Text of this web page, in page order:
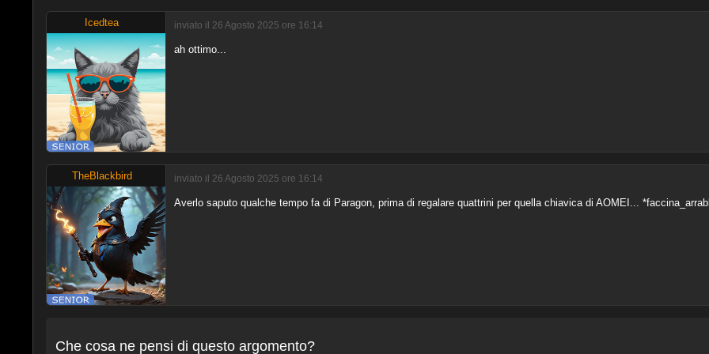
Icedtea inviato il 26 Agosto 2025 ore 16:14
ah ottimo...
TheBlackbird inviato il 26 Agosto 2025 ore 16:14
Averlo saputo qualche tempo fa di Paragon, prima di regalare quattrini per quella chiavica di AOMEI...
Che cosa ne pensi di questo argomento?